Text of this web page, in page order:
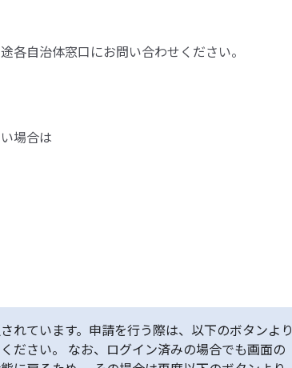
各自治体窓口にお問い合わせください。
場合は
れています。申請を行う際は、以下のボタンより
ださい。 なお、ログイン済みの場合でも画面の